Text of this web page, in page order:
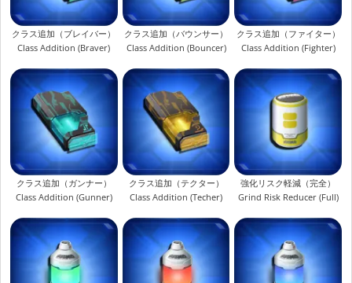
クラス追加（ブレイバー）
Class Addition (Braver)
クラス追加（バウンサー）
Class Addition (Bouncer)
クラス追加（ファイター）
Class Addition (Fighter)
クラス追加（ガンナー）
Class Addition (Gunner)
クラス追加（テクター）
Class Addition (Techer)
強化リスク軽減（完全）
Grind Risk Reducer (Full)